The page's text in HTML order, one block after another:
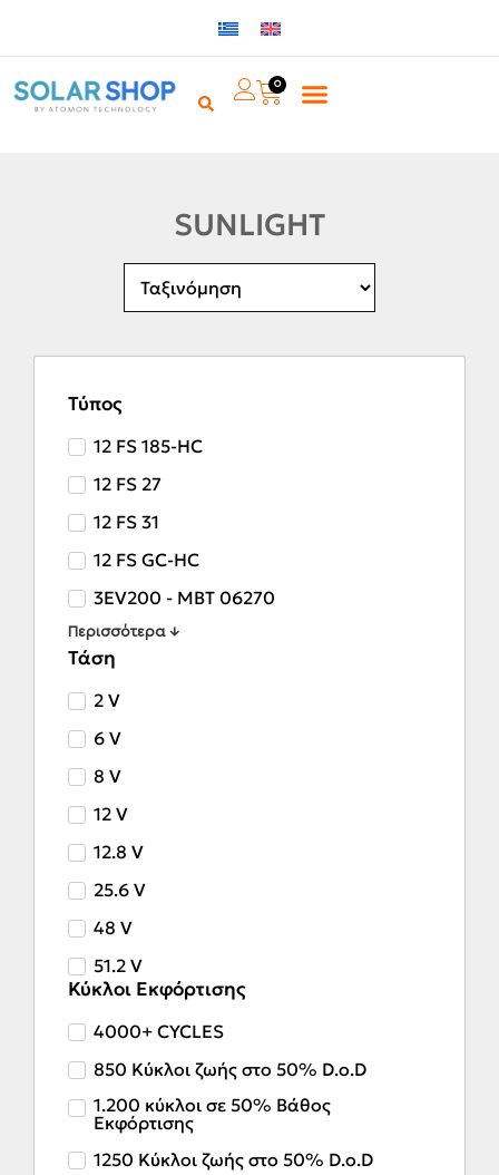
0
SUNLIGHT
Τύπος
12 FS 185-HC
12 FS 27
12 FS 31
12 FS GC-HC
3EV200 - MBT 06270
Περισσότερα ↓
Τάση
2 V
6 V
8 V
12 V
12.8 V
25.6 V
48 V
51.2 V
Κύκλοι Εκφόρτισης
4000+ CYCLES
850 Κύκλοι ζωής στο 50% D.o.D
1.200 κύκλοι σε 50% Βάθος
Εκφόρτισης
1250 Κύκλοι ζωής στο 50% D.o.D